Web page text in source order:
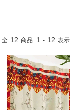
全 12 商品 1 - 12 表示